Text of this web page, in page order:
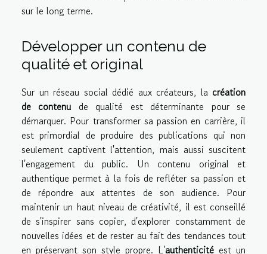
sur le long terme.
Développer un contenu de
qualité et original
Sur un réseau social dédié aux créateurs, la création
de contenu de qualité est déterminante pour se
démarquer. Pour transformer sa passion en carrière, il
est primordial de produire des publications qui non
seulement captivent l'attention, mais aussi suscitent
l'engagement du public. Un contenu original et
authentique permet à la fois de refléter sa passion et
de répondre aux attentes de son audience. Pour
maintenir un haut niveau de créativité, il est conseillé
de s'inspirer sans copier, d'explorer constamment de
nouvelles idées et de rester au fait des tendances tout
en préservant son style propre. L'authenticité est un